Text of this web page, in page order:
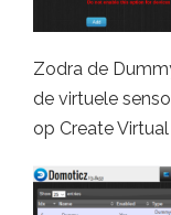
Zodra de
de virtuele
op Create